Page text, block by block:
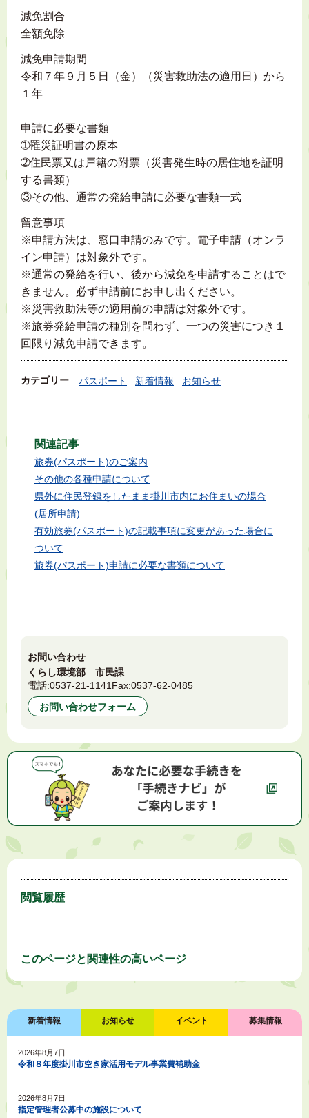
減免割合
全額免除
減免申請期間
令和７年９月５日（金）（災害救助法の適用日）から
１年
申請に必要な書類
➀罹災証明書の原本
➁住民票又は戸籍の附票（災害発生時の居住地を証明
する書類）
③その他、通常の発給申請に必要な書類一式
留意事項
※申請方法は、窓口申請のみです。電子申請（オンラ
イン申請）は対象外です。
※通常の発給を行い、後から減免を申請することはで
きません。必ず申請前にお申し出ください。
※災害救助法等の適用前の申請は対象外です。
※旅券発給申請の種別を問わず、一つの災害につき１
回限り減免申請できます。
カテゴリー パスポート 新着情報 お知らせ
関連記事
旅券(パスポート)のご案内
その他の各種申請について
県外に住民登録をしたまま掛川市内にお住まいの場合
(居所申請)
有効旅券(パスポート)の記載事項に変更があった場合に
ついて
旅券(パスポート)申請に必要な書類について
お問い合わせ
くらし環境部 市民課
電話:0537-21-1141 Fax:0537-62-0485
お問い合わせフォーム
閲覧履歴
このページと 関連性の高いページ
新着情報 お知らせ イベント 募集情報
2026年8月7日
令和８年度掛川市空き家活用モデル事業費補助金
2026年8月7日
指定管理者公募中の施設について